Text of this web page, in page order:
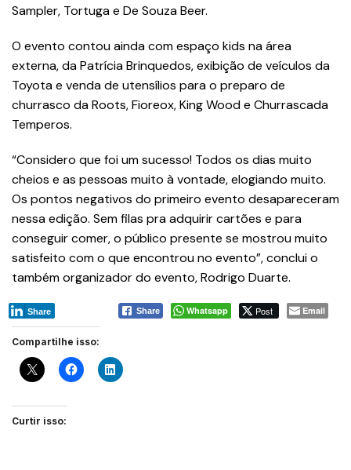
Sampler, Tortuga e De Souza Beer.
O evento contou ainda com espaço kids na área
externa, da Patrícia Brinquedos, exibição de veículos da
Toyota e venda de utensílios para o preparo de
churrasco da Roots, Fioreox, King Wood e Churrascada
Temperos.
“Considero que foi um sucesso! Todos os dias muito
cheios e as pessoas muito à vontade, elogiando muito.
Os pontos negativos do primeiro evento desapareceram
nessa edição. Sem filas pra adquirir cartões e para
conseguir comer, o público presente se mostrou muito
satisfeito com o que encontrou no evento”, conclui o
também organizador do evento, Rodrigo Duarte.
Share Whatsapp Post Email
Share
Compartilhe isso:
Curtir isso: